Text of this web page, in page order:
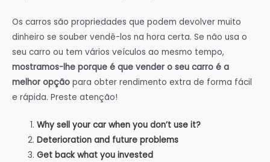
Os carros são propriedades que podem devolver muito
dinheiro se souber vendê-los na hora certa. Se não usa o
seu carro ou tem vários veículos ao mesmo tempo,
mostramos-lhe porque é que vender o seu carro é a
melhor opção para obter rendimento extra de forma fácil
e rápida. Preste atenção!
Why sell your car when you don’t use it?
Deterioration and future problems
Get back what you invested